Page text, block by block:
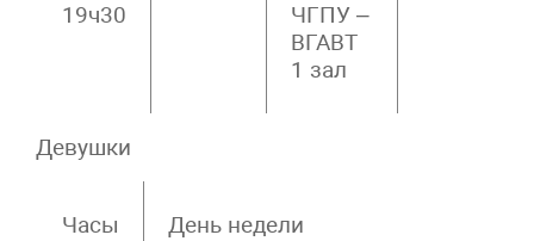
19ч30
ЧГПУ –
ВГАВТ
1 зал
Девушки
Часы День недели